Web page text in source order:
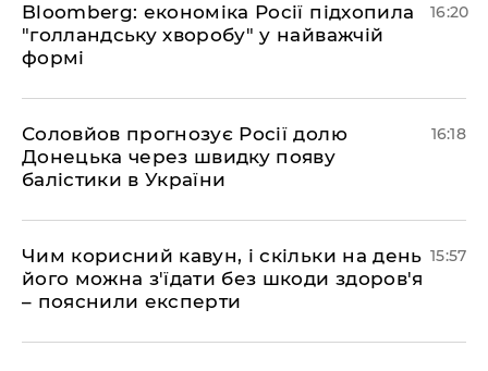
Bloomberg: економіка Росії підхопила
"голландську хворобу" у найважчій
формі
16:20
Соловйов прогнозує Росії долю
Донецька через швидку появу
балістики в України
16:18
Чим корисний кавун, і скільки на день
його можна з'їдати без шкоди здоров'я
– пояснили експерти
15:57